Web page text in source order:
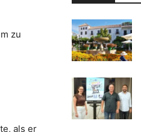
zu
als er